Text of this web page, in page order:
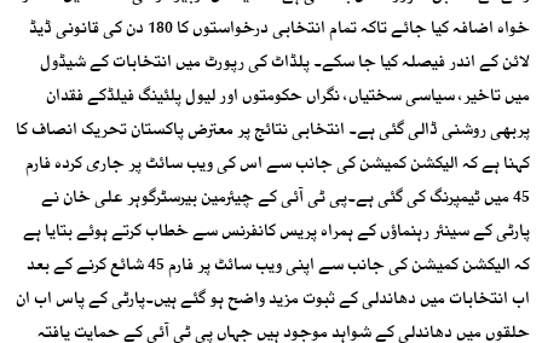
خواہ اضافہ کیا جائے تاکہ تمام انتخابی درخواستوں کا 180 دن کی قانونی ڈیڈ
لائن کے اندر فیصلہ کیا جا سکے۔ پلڈاٹ کی رپورٹ میں انتخابات کے شیڈول
میں تاخیر، سیاسی سختیاں، نگراں حکومتوں اور لیول پلئینگ فیلڈکے فقدان
پربھی روشنی ڈالی گئی ہے۔ انتخابی نتائج پر معترض پاکستان تحریک انصاف کا
کہنا ہے کہ الیکشن کمیشن کی جانب سے اس کی ویب سائٹ پر جاری کردہ فارم
45 میں ٹیمپرنگ کی گئی ہے۔پی ٹی آئی کے چیئرمین بیرسٹرگوہر علی خان نے
پارٹی کے سینئر رہنماؤں کے ہمراہ پریس کانفرنس سے خطاب کرتے ہوئے بتایا ہے
کہ الیکشن کمیشن کی جانب سے اپنی ویب سائٹ پر فارم 45 شائع کرنے کے بعد
اب انتخابات میں دھاندلی کے ثبوت مزید واضح ہو گئے ہیں۔پارٹی کے پاس اب ان